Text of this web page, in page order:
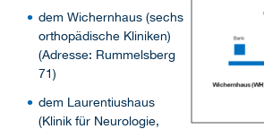
dem Wichernhaus (sechs
orthopädische Kliniken)
(Adresse: Rummelsberg
71)
dem Laurentiushaus
(Klinik für Neurologie,